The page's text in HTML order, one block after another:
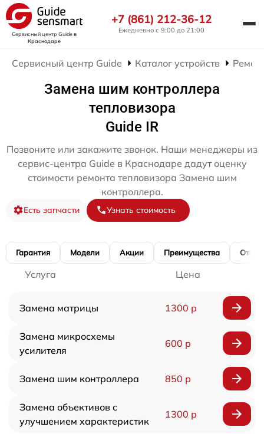
Сервисный центр Guideв
Краснодаре
+7 (861) 212-36-12
Ежедневно с 9:00 до 21:00
Сервисный центр Guide Каталог устройств
Замена шим контроллера
тепловизора
Guide IR
Позвоните или закажите звонок. Наши менеджеры из
сервис-центра Guide в Краснодаре дадут оценку
стоимости ремонта тепловизора Замена шим
контроллера.
Есть запчасти Узнать стоимость
Гарантия Модели Акции Преимущества
Услуга Цена
Замена матрицы 1300 р
Замена микросхемы
усилителя
600 р
Замена шим контроллера 850 р
Замена объективов с
улучшением характеристик
1300 р